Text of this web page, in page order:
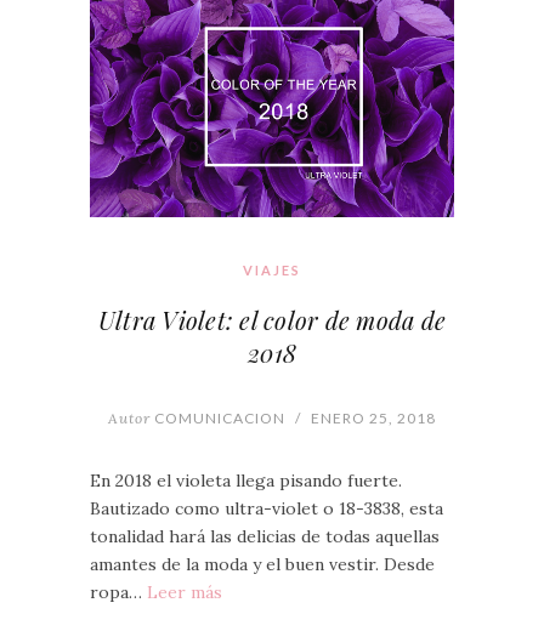
VIAJES
Ultra Violet: el color de moda de
2018
Autor COMUNICACION / ENERO 25, 2018
En 2018 el violeta llega pisando fuerte.
Bautizado como ultra-violet o 18-3838, esta
tonalidad hará las delicias de todas aquellas
amantes de la moda y el buen vestir. Desde
ropa… Leer más